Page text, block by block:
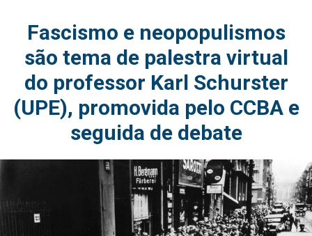
Fascismo e neopopulismos
são tema de palestra virtual
do professor Karl Schurster
(UPE), promovida pelo CCBA e
seguida de debate